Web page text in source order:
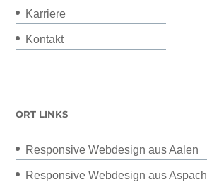
Karriere
Kontakt
ORT LINKS
Responsive Webdesign aus Aalen
Responsive Webdesign aus Aspach